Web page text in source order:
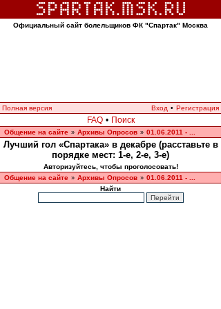
Официальный сайт болельщиков ФК "Спартак" Москва
Полная версия Вход • Регистрация
FAQ • Поиск
Общение на сайте » Архивы Опросов » 01.06.2011 - ...
Лучший гол «Спартака» в декабре (расставьте в
порядке мест: 1-е, 2-е, 3-е)
Авторизуйтесь, чтобы проголосовать!
Общение на сайте » Архивы Опросов » 01.06.2011 - ...
Найти